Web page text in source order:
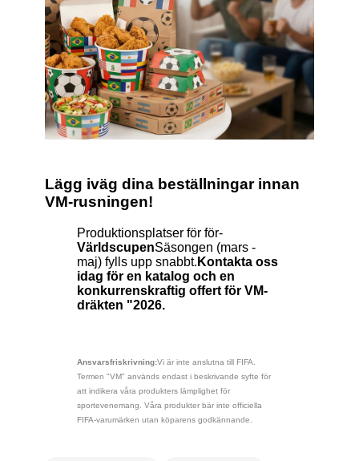
Lägg iväg dina beställningar innan
VM-rusningen!
Produktionsplatser för för-
VärldscupenSäsongen (mars -
maj) fylls upp snabbt. Kontakta oss
idag för en katalog och en
konkurrenskraftig offert för VM-
dräkten "2026.
Ansvarsfriskrivning:Vi är inte anslutna till FIFA.
Termen "VM" används endast i beskrivande syfte för
att indikera våra produkters lämplighet för
sportevenemang. Våra produkter bär inte officiella
FIFA-varumärken utan köparens godkännande.